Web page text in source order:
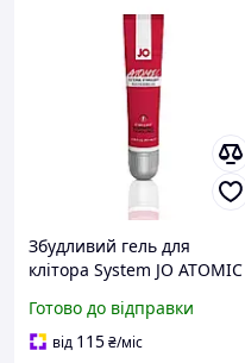
Збудливий гель для
клітора System JO ATOMIC
Готово до відправки
від 115₴/міс